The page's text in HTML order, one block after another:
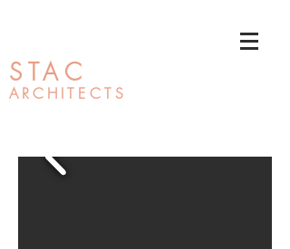
STAC
ARCHITECTS